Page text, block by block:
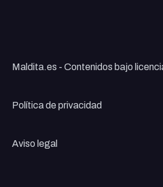
Maldita.es - Contenidos bajo
Política de privacidad
Aviso legal